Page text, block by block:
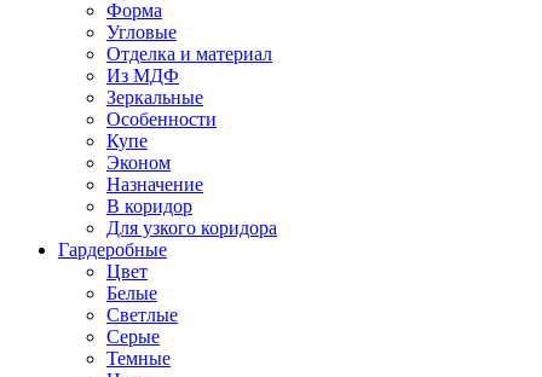
Форма
Угловые
Отделка и материал
Из МДФ
Зеркальные
Особенности
Купе
Эконом
Назначение
В коридор
Для узкого коридора
Гардеробные
Цвет
Белые
Светлые
Серые
Темные